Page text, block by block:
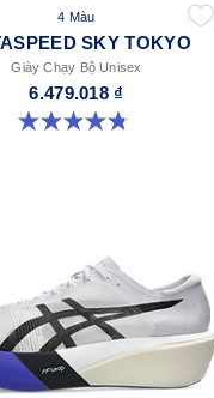
4 Màu
SKY TOKYO
Giày Chạy Bộ Unisex
6.479.018 ₫
4.8 trong số 5 sao. 348 đánh giá